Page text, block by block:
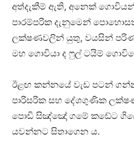
අත්දැකීම් ඇති, අනෙක්
පාරම්පරික දැනුමෙන්
ලක්ෂණවලින් යුතු, වයසින්
මහ ගොවියා ද ෆුල් ටයිම්
ඊළඟ කන්නයේ වැඩ පටන්
පාරිසරික සහ දේශගුණික
පොඩි සිඤ්ඤෝ ගමේ කඩේට
යවන්නට සිතාගෙන ය.